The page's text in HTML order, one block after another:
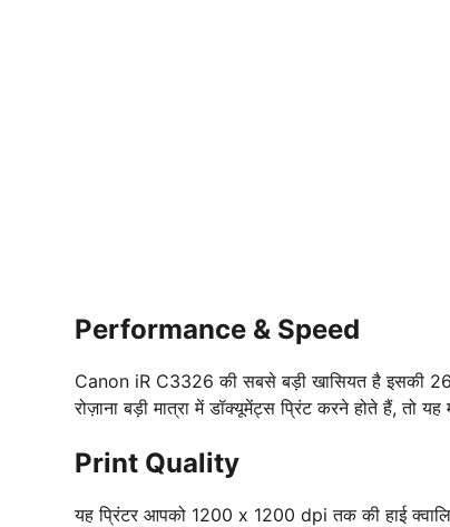
Performance & Speed
Canon iR C3326 की सबसे बड़ी खासियत है इसकी
रोज़ाना बड़ी मात्रा में डॉक्यूमेंट्स प्रिंट करने होते हैं, तो
Print Quality
यह प्रिंटर आपको 1200 x 1200 dpi तक की हाई